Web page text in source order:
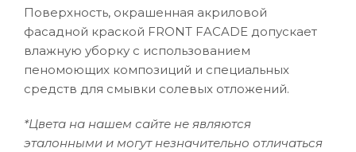
Поверхность, окрашенная акриловой
фасадной краской FRONT FACADE допускает
влажную уборку с использованием
пеномоющих композиций и специальных
средств для смывки солевых отложений.
*Цвета на нашем сайте не являются
эталонными и могут незначительно отличаться